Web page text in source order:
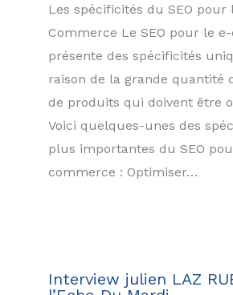
Les spécificités du SEO pour
Commerce Le SEO pour le
présente des spécificités
raison de la grande quantité
de produits qui doivent être
Voici quelques-unes des
plus importantes du SEO
commerce : Optimiser…
Interview julien LAZ